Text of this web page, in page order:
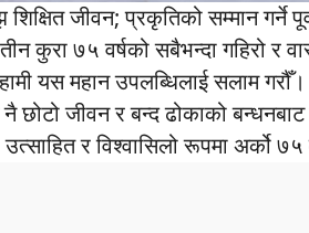
जीवन; प्रकृतिको सम्मान गर्ने
कुरा ७५ वर्षको सबैभन्दा गहिरो र
यस महान उपलब्धिलाई सलाम गरौँ।
जीवन र बन्द ढोकाको
र विश्वासिलो रूपमा अर्को